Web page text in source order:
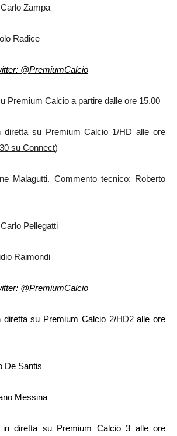
Zampa
Radice
@PremiumCalcio
Premium Calcio a partire dalle ore 15.00
diretta su Premium Calcio 1/HD alle ore
su Connect)
Malagutti. Commento tecnico: Roberto
Pellegatti
Raimondi
@PremiumCalcio
diretta su Premium Calcio 2/HD2 alle ore
De Santis
Messina
in diretta su Premium Calcio 3 alle ore